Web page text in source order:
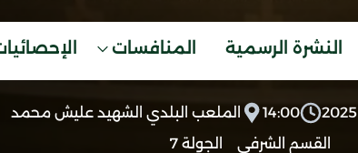
النشرة الرسمية المنافسات
14:00
الملعب البلدي الشهيد عليش محمد
القسم الشرفي
الجولة 7